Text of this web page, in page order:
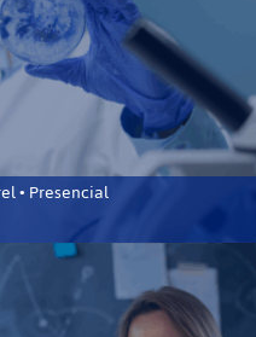
• Presencial